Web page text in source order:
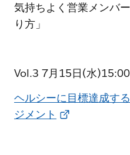
気持ちよく営業メンバ
り方」
Vol.3 7月15日(水
ヘルシーに目標達成す
ジメント